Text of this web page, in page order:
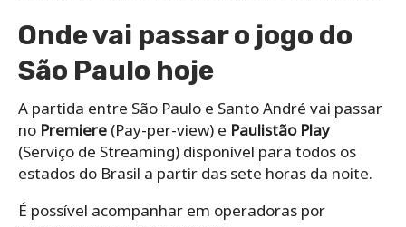
Onde vai passar o jogo do
São Paulo hoje
A partida entre São Paulo e Santo André vai passar
no Premiere (Pay-per-view) e Paulistão Play
(Serviço de Streaming) disponível para todos os
estados do Brasil a partir das sete horas da noite.
É possível acompanhar em operadoras por